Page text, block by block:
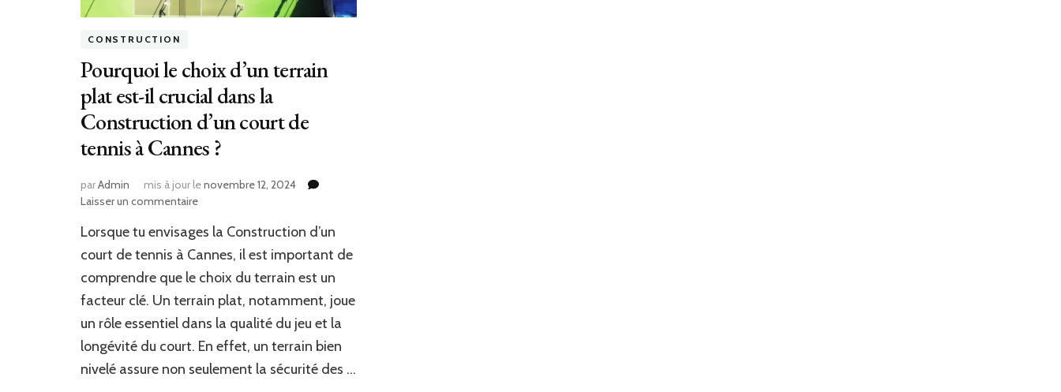
CONSTRUCTION
Pourquoi le choix d’un terrain
plat est-il crucial dans la
Construction d’un court de
tennis à Cannes ?
parAdmin mis à jour lenovembre 12, 2024
Laisser un commentairesur
le
choix
terrain
plat
est-
il
crucial
dans
Lorsque tu envisages la Construction d’un
court de tennis à Cannes, il est important de
comprendre que le choix du terrain est un
facteur clé. Un terrain plat, notamment, joue
un rôle essentiel dans la qualité du jeu et la
longévité du court. En effet, un terrain bien
nivelé assure non seulement la sécurité des …